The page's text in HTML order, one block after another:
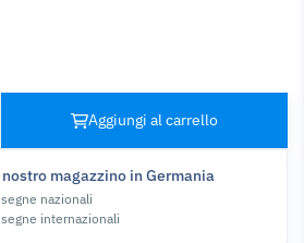
Aggiungi al carrello
magazzino in Germania
nazionali
internazionali